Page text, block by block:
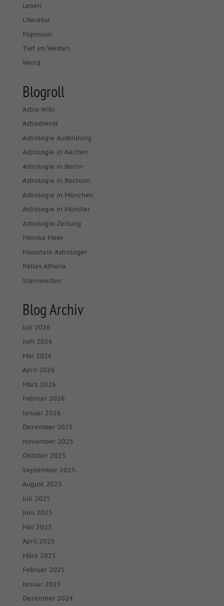
Leben
Literatur
Popmusic
Tief im Westen
Weird
Blogroll
Astro-Wiki
Astrodienst
Astrologie Ausbildung
Astrologie in Aachen
Astrologie in Berlin
Astrologie in Bochum
Astrologie in München
Astrologie in Münster
Astrologie-Zeitung
Monika Meer
Mountain Astrologer
Pallas Athena
Sternwelten
Blog Archiv
Juli 2026
Juni 2026
Mai 2026
April 2026
März 2026
Februar 2026
Januar 2026
Dezember 2025
November 2025
Oktober 2025
September 2025
August 2025
Juli 2025
Juni 2025
Mai 2025
April 2025
März 2025
Februar 2025
Januar 2025
Dezember 2024